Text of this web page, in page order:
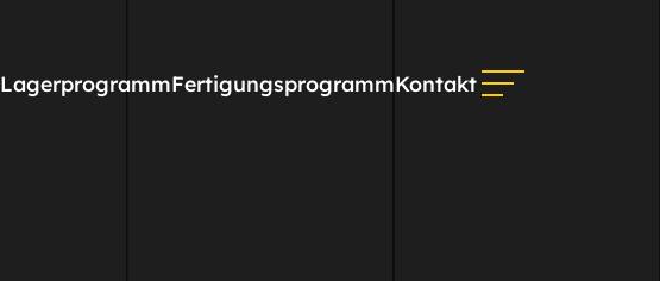
LagerprogrammFertigungsprogrammKontakt